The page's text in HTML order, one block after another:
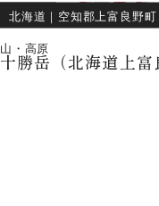
北海道 ｜ 空知郡上富良野町
山・高原
十勝岳（北海道上